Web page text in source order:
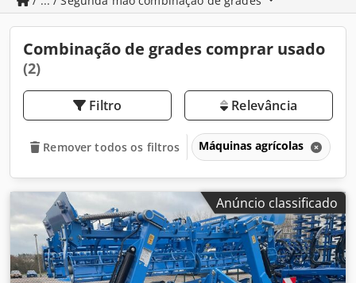
Combinação de grades comprar usado
(2)
Filtro Relevância
Remover todos os filtros Máquinas agrícolas
Anúncio classificado